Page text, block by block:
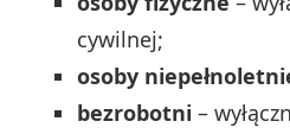
cywilnej;
osoby
bezrobotni –